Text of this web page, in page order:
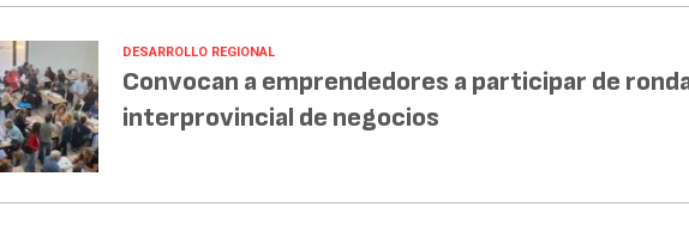
DESARROLLO REGIONAL
Convocan a emprendedores a participar de
interprovincial de negocios